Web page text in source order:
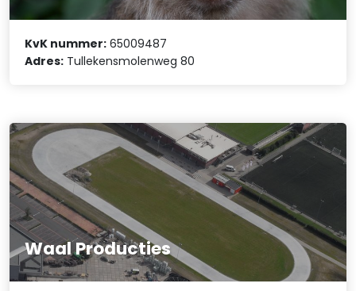
KvK nummer: 65009487
Adres: Tullekensmolenweg 80
Waal Producties